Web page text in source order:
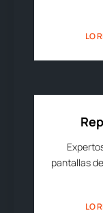
LO
pantallas
LO